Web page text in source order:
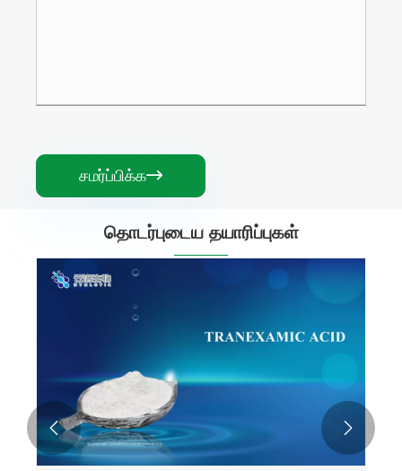
சமர்ப்பிக்க
தொடர்புடைய தயாரிப்புகள்
 